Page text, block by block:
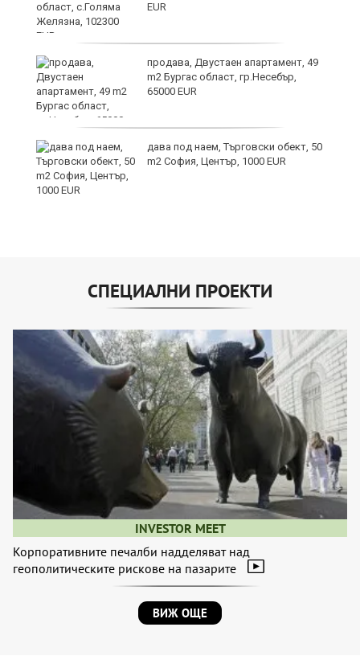
EUR
продава, Двустаен апартамент, 49
m2 Бургас област, гр.Несебър,
65000 EUR
дава под наем, Търговски обект, 50
m2 София, Център, 1000 EUR
СПЕЦИАЛНИ ПРОЕКТИ
INVESTOR MEET
Корпоративните печалби надделяват над
геополитическите рискове на пазарите
ВИЖ ОЩЕ